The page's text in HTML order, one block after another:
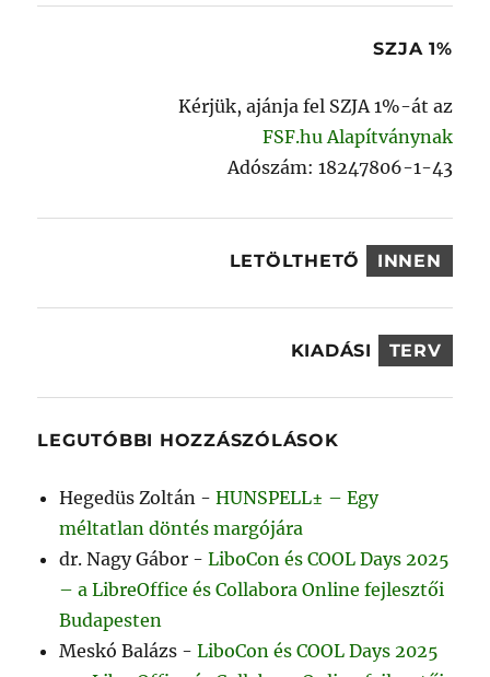
SZJA 1%
Kérjük, ajánja fel SZJA 1%-át az
FSF.hu Alapítványnak
Adószám: 18247806-1-43
LETÖLTHETŐ INNEN
KIADÁSI TERV
LEGUTÓBBI HOZZÁSZÓLÁSOK
Hegedüs Zoltán -HUNSPELL± – Egy
méltatlan döntés margójára
dr. Nagy Gábor -LiboCon és COOL Days 2025
– a LibreOffice és Collabora Online fejlesztői
Budapesten
Meskó Balázs -LiboCon és COOL Days 2025